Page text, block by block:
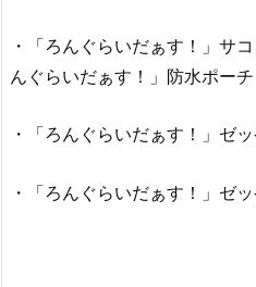
・「ろんぐらいだぁす！」
んぐらいだぁす！」防水ポー
・「ろんぐらいだぁす！」
・「ろんぐらいだぁす！」